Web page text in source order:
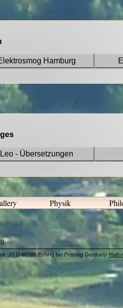
Hamburg
Leo - Übersetzungen
Physik
10 D-85386 Eching bei Freising Germany